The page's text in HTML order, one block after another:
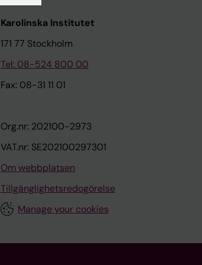
Karolinska Institutet
171 77 Stockholm
Tel: 08-524 800 00
Fax: 08-31 11 01
Org.nr: 202100-2973
VAT.nr: SE202100297301
Om webbplatsen
Tillgänglighetsredogörelse
Manage your cookies